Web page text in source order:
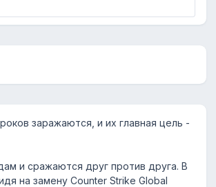
заражаются, и их главная цель -
и сражаются друг против друга. В
на замену Counter Strike Global